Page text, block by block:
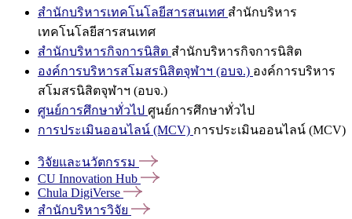
สำนักบริหารเทคโนโลยีสารสนเทศ สำนักบริหาร
เทคโนโลยีสารสนเทศ
สำนักบริหารกิจการนิสิต สำนักบริหารกิจการนิสิต
องค์การบริหารสโมสรนิสิตจุฬาฯ (อบจ.) องค์การบริหาร
สโมสรนิสิตจุฬาฯ (อบจ.)
ศูนย์การศึกษาทั่วไป ศูนย์การศึกษาทั่วไป
การประเมินออนไลน์ (MCV) การประเมินออนไลน์ (MCV)
วิจัยและนวัตกรรม
CU Innovation Hub
Chula DigiVerse
สำนักบริหารวิจัย